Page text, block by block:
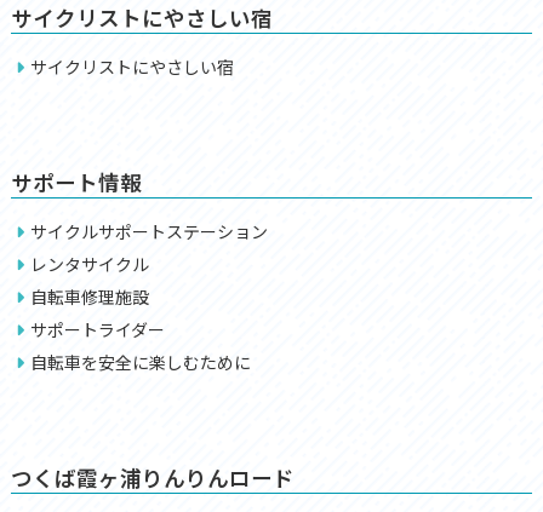
サイクリストにやさしい宿
サイクリストにやさしい宿
サポート情報
サイクルサポートステーション
レンタサイクル
自転車修理施設
サポートライダー
自転車を安全に楽しむために
つくば霞ヶ浦りんりんロード